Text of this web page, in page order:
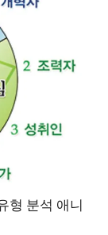
형 분석 애니